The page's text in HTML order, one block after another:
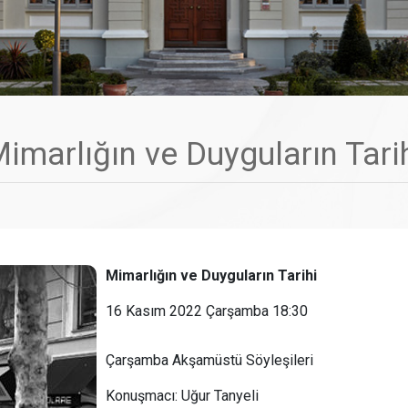
ve Duyguların
Mimarlığın ve Duyguların Tarihi
16 Kasım 2022 Çarşamba 18:30
Çarşamba Akşamüstü Söyleşileri
Konuşmacı: Uğur Tanyeli